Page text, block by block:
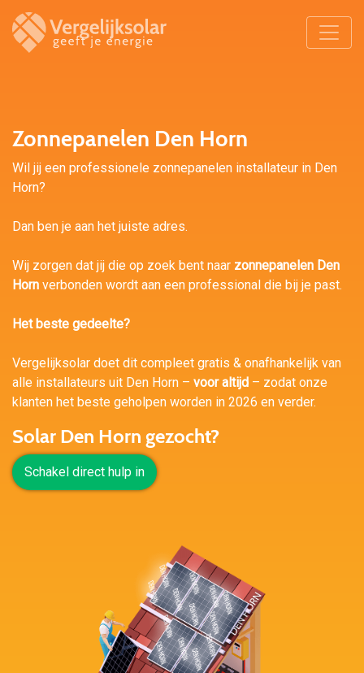
Zonnepanelen Den Horn
Wil jij een professionele zonnepanelen installateur in Den
Horn?
Dan ben je aan het juiste adres.
Wij zorgen dat jij die op zoek bent naar zonnepanelen Den
Horn verbonden wordt aan een professional die bij je past.
Het beste gedeelte?
Vergelijksolar doet dit compleet gratis & onafhankelijk van
alle installateurs uit Den Horn – voor altijd – zodat onze
klanten het beste geholpen worden in 2026 en verder.
Solar Den Horn gezocht?
Schakel direct hulp in